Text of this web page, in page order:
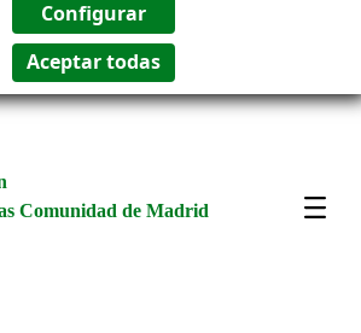
Comunidad de Madrid